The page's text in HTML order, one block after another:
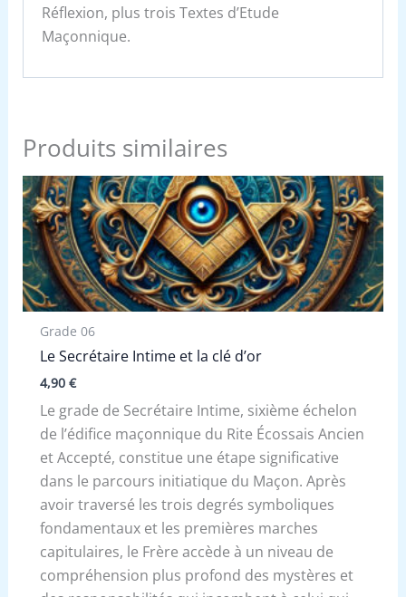
Réflexion, plus trois Textes d’Etude
Maçonnique.
Produits similaires
Grade 06
Le Secrétaire Intime et la clé d’or
4,90 €
Le grade de Secrétaire Intime, sixième échelon
de l’édifice maçonnique du Rite Écossais Ancien
et Accepté, constitue une étape significative
dans le parcours initiatique du Maçon. Après
avoir traversé les trois degrés symboliques
fondamentaux et les premières marches
capitulaires, le Frère accède à un niveau de
compréhension plus profond des mystères et